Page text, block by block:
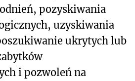
pozyskiwania
uzyskiwania
ukrytych lub
i pozwoleń na